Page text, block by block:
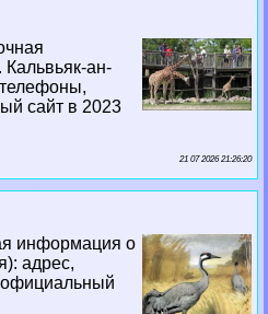
ан-
сайт в 2023
21 07 2026 21:26:20
информация о
адрес,